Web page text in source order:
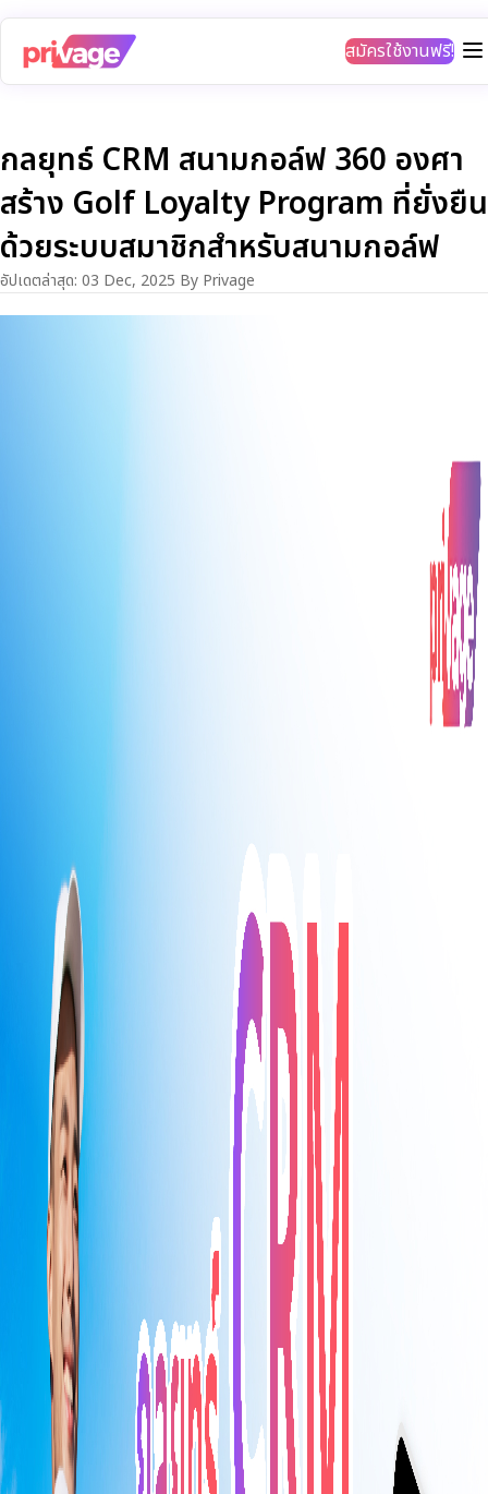
สมัครใช้งานฟรี!
กลยุทธ์ CRM สนามกอล์ฟ 360 องศา
สร้าง Golf Loyalty Program ที่ยั่งยืน
ด้วยระบบสมาชิกสำหรับสนามกอล์ฟ
อัปเดตล่าสุด: 03 Dec, 2025 By Privage